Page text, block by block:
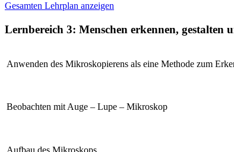
Gesamten Lehrplan anzeigen
Lernbereich 3: Menschen erkennen, gestalten
Anwenden des Mikroskopierens als eine Methode zum
Beobachten mit Auge – Lupe – Mikroskop
Aufbau des Mikroskops